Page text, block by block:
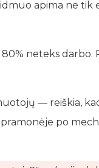
apima ne tik
neteks darbo.
— reiškia,
po